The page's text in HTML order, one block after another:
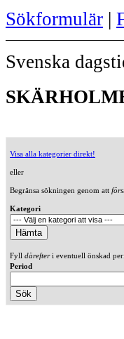
Sökformulär |
Svenska
Visa alla kategorier direkt!
eller
Begränsa sökningen genom att
Kategori
Fyll därefteri eventuell önskad
Period